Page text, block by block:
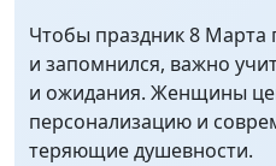
Чтобы праздник 8 Марта
и запомнился, важно
и ожидания. Женщины
персонализацию и
теряющие душевности.